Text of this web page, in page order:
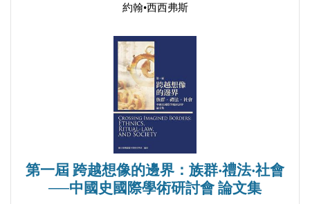
一、立威與闢謠：報紙合法地位的建立
二、先聞與共聞：現代新聞觀念的萌芽
第二節 圖說專欄與格致問答的科學啟蒙
一、輪船科技的圖說引介
二、科學實證的問答切磋
第三節 普法戰爭與世界秩序的新認識
一、《萬國公法》的國際規則參照
二、通人王韜的普法戰局論說
約翰•西西弗斯
第一屆 跨越想像的邊界：族群‧禮法‧社會
──中國史國際學術研討會 論文集